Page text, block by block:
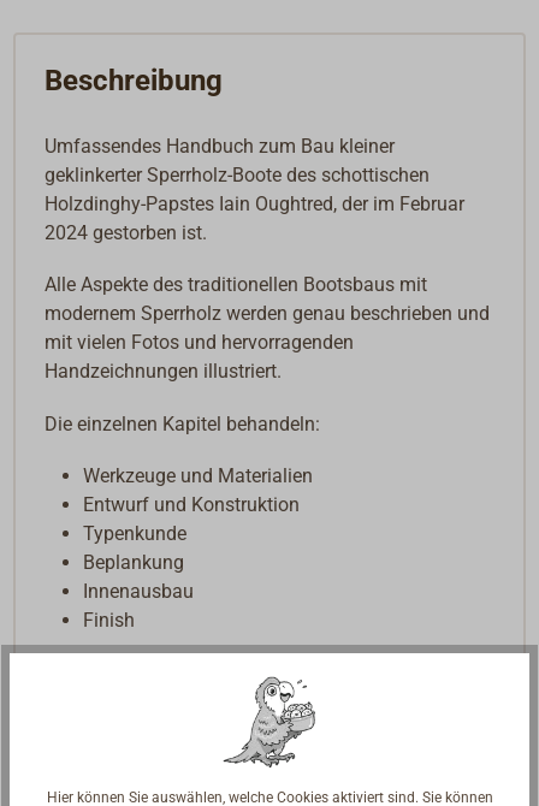
Beschreibung
Umfassendes Handbuch zum Bau kleiner
geklinkerter Sperrholz-Boote des schottischen
Holzdinghy-Papstes Iain Oughtred, der im Februar
2024 gestorben ist.
Alle Aspekte des traditionellen Bootsbaus mit
modernem Sperrholz werden genau beschrieben und
mit vielen Fotos und hervorragenden
Handzeichnungen illustriert.
Die einzelnen Kapitel behandeln:
Werkzeuge und Materialien
Entwurf und Konstruktion
Typenkunde
Beplankung
Innenausbau
Finish
Ein unverzichtbares Buch für jeden, der sich
ernsthaft mit dem Bau von traditionellen
Sperrholzbooten beschäftigt.
174 Seiten, zahlreiche SW-Fotos und
Hier können Sie auswählen, welche Cookies aktiviert sind. Sie können